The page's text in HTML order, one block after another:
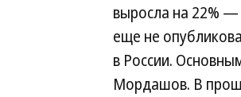
выросла на 22% —
еще не
в России.
Мордашов. В